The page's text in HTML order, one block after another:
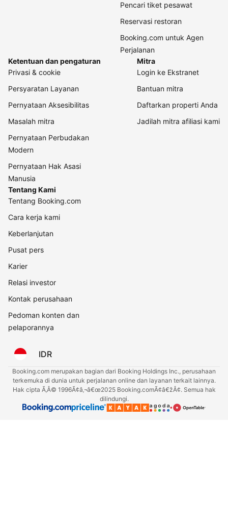
Pencari tiket pesawat
Reservasi restoran
Booking.com untuk Agen
Perjalanan
Ketentuan dan pengaturan
Privasi & cookie
Persyaratan Layanan
Pernyataan Aksesibilitas
Masalah mitra
Pernyataan Perbudakan
Modern
Pernyataan Hak Asasi
Manusia
Mitra
Login ke Ekstranet
Bantuan mitra
Daftarkan properti Anda
Jadilah mitra afiliasi kami
Tentang Kami
Tentang Booking.com
Cara kerja kami
Keberlanjutan
Pusat pers
Karier
Relasi investor
Kontak perusahaan
Pedoman konten dan
pelaporannya
IDR
Booking.com merupakan bagian dari Booking Holdings Inc., perusahaan
terkemuka di dunia untuk perjalanan online dan layanan terkait lainnya.
Hak cipta Ã‚Â© 1996Ã¢â‚¬â€œ2025 Booking.comÃ¢â€žÂ¢. Semua hak
dilindungi.